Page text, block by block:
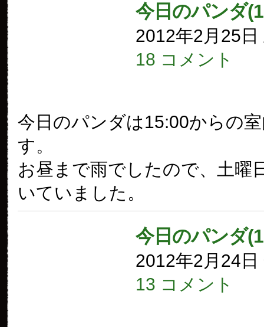
今日のパンダ
2012年2月25日
18 コメント
今日のパンダは15:00からの
す。
お昼まで雨でしたので、土曜
いていました。
今日のパンダ
2012年2月24日
13 コメント